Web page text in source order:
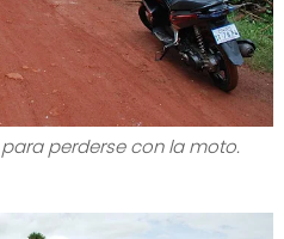
perderse con la moto.